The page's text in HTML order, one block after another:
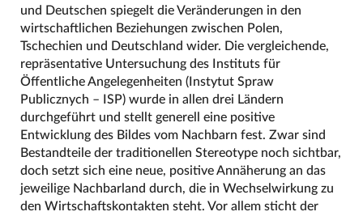
und Deutschen spiegelt die Veränderungen in den
wirtschaftlichen Beziehungen zwischen Polen,
Tschechien und Deutschland wider. Die vergleichende,
repräsentative Untersuchung des Instituts für
Öffentliche Angelegenheiten (Instytut Spraw
Publicznych – ISP) wurde in allen drei Ländern
durchgeführt und stellt generell eine positive
Entwicklung des Bildes vom Nachbarn fest. Zwar sind
Bestandteile der traditionellen Stereotype noch sichtbar,
doch setzt sich eine neue, positive Annäherung an das
jeweilige Nachbarland durch, die in Wechselwirkung zu
den Wirtschaftskontakten steht. Vor allem sticht der